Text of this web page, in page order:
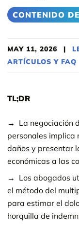
CONTENIDO
MAY 11, 2026 |
ARTÍCULOS Y FAQ
TL;DR
La negociación
personales implica
daños y presentar
económicas a las
Los abogados
el método del
para estimar el
horquilla de